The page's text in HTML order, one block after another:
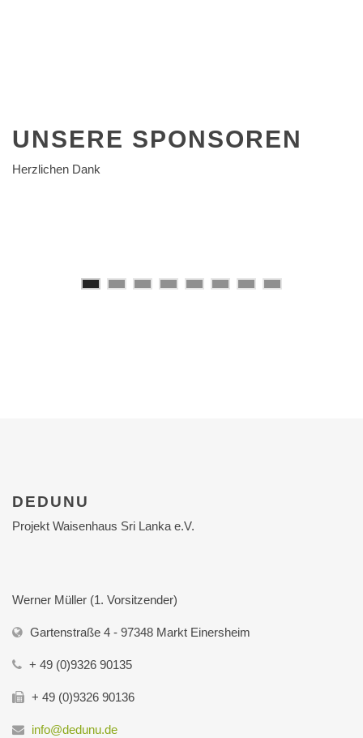
UNSERE SPONSOREN
Herzlichen Dank
DEDUNU
Projekt Waisenhaus Sri Lanka e.V.
Werner Müller (1. Vorsitzender)
Gartenstraße 4 - 97348 Markt Einersheim
+ 49 (0)9326 90135
+ 49 (0)9326 90136
info@dedunu.de